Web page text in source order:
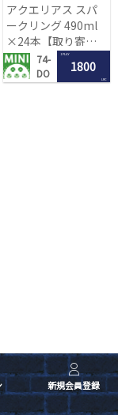
新規会員登録
アクエリアス スパ
ークリング 490ml
×24本【取り寄せ
入荷後次第発送】
74-
DO
1 PLAY
1800
LRC